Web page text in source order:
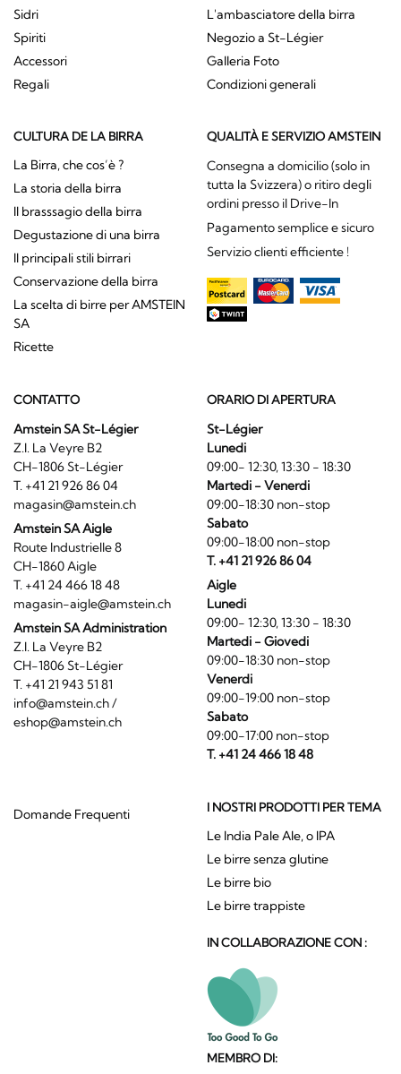
Sidri
Spiriti
Accessori
Regali
L'ambasciatore della birra
Negozio a St-Légier
Galleria Foto
Condizioni generali
CULTURA DE LA BIRRA
La Birra, che cos’è ?
La storia della birra
Il brasssagio della birra
Degustazione di una birra
Il principali stili birrari
Conservazione della birra
La scelta di birre per AMSTEIN
SA
Ricette
QUALITÀ E SERVIZIO AMSTEIN
Consegna a domicilio (solo in
tutta la Svizzera) o ritiro degli
ordini presso il Drive-In
Pagamento semplice e sicuro
Servizio clienti efficiente !
CONTATTO
Amstein SA St-Légier
Z.I. La Veyre B2
CH-1806 St-Légier
T. +41 21 926 86 04
magasin@amstein.ch
Amstein SA Aigle
Route Industrielle 8
CH-1860 Aigle
T. +41 24 466 18 48
magasin-aigle@amstein.ch
Amstein SA Administration
Z.I. La Veyre B2
CH-1806 St-Légier
T. +41 21 943 51 81
info@amstein.ch/
eshop@amstein.ch
ORARIO DI APERTURA
St-Légier
Lunedi
09:00- 12:30, 13:30 - 18:30
Martedi - Venerdi
09:00-18:30 non-stop
Sabato
09:00-18:00 non-stop
T. +41 21 926 86 04
Aigle
Lunedi
09:00- 12:30, 13:30 - 18:30
Martedi - Giovedi
09:00-18:30 non-stop
Venerdi
09:00-19:00 non-stop
Sabato
09:00-17:00 non-stop
T. +41 24 466 18 48
Domande Frequenti I NOSTRI PRODOTTI PER TEMA
Le India Pale Ale, o IPA
Le birre senza glutine
Le birre bio
Le birre trappiste
IN COLLABORAZIONE CON :
MEMBRO DI: